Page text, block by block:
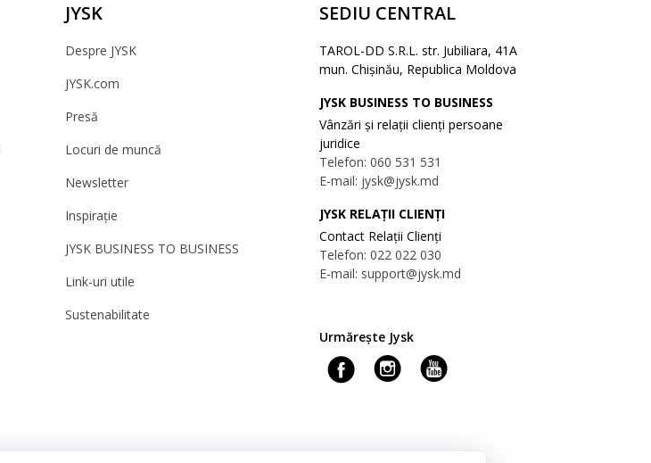
JYSK
Despre JYSK
JYSK.com
Presă
Locuri de muncă
Newsletter
Inspirație
JYSK BUSINESS TO BUSINESS
Link-uri utile
Sustenabilitate
SEDIU CENTRAL
TAROL-DD S.R.L. str. Jubiliara, 41A
mun. Chișinău, Republica Moldova
JYSK BUSINESS TO BUSINESS
Vânzări și relații clienți persoane
juridice
Telefon: 060 531 531
E-mail: jysk@jysk.md
JYSK RELAȚII CLIENȚI
Contact Relații Clienți
Telefon: 022 022 030
E-mail: support@jysk.md
Urmărește Jysk